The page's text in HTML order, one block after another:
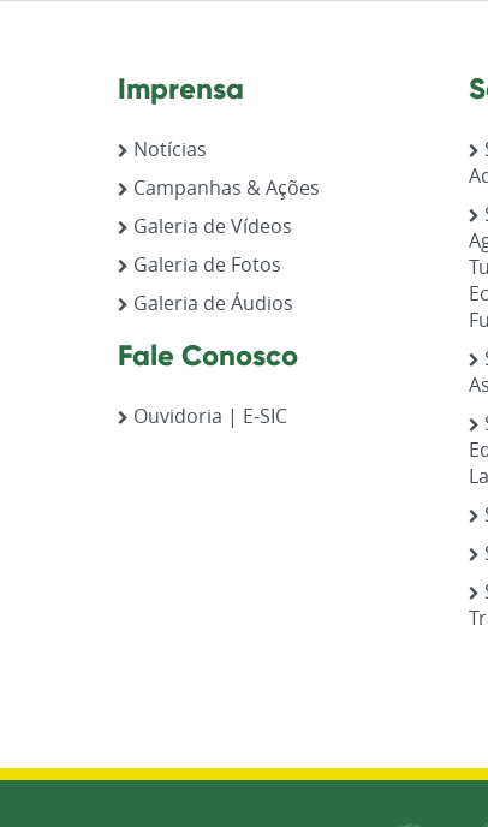
Imprensa
Notícias
Campanhas & Ações
Galeria de Vídeos
Galeria de Fotos
Galeria de Áudios
Fale Conosco
Ouvidoria | E-SIC